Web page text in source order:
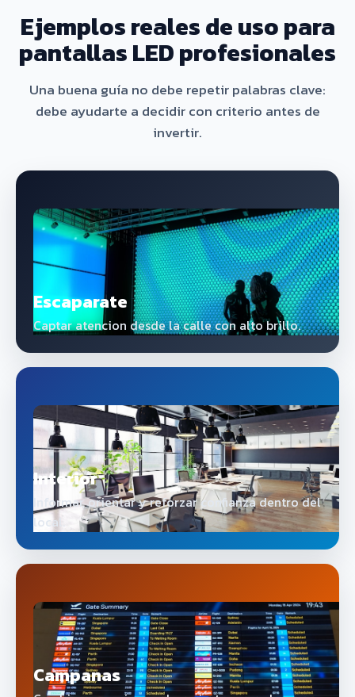
Ejemplos reales de uso para
pantallas LED profesionales
Una buena guía no debe repetir palabras clave:
debe ayudarte a decidir con criterio antes de
invertir.
Escaparate
Captar atencion desde la calle con alto brillo.
Interior
Informar, orientar y reforzar confianza dentro del
local.
Campanas